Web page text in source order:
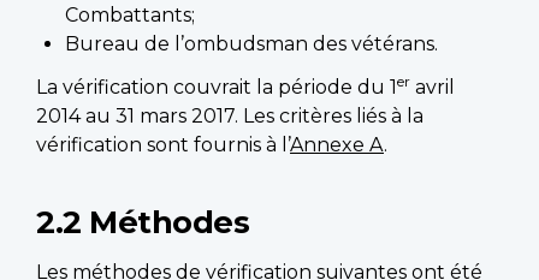
Combattants;
Bureau de l’ombudsman des vétérans.
La vérification couvrait la période du 1er avril
2014 au 31 mars 2017. Les critères liés à la
vérification sont fournis à l’Annexe A.
2.2 Méthodes
Les méthodes de vérification suivantes ont été